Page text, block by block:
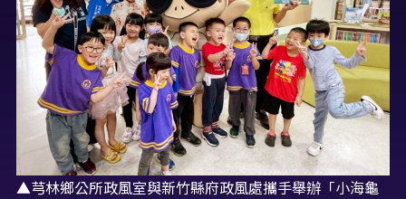
▲芎林鄉公所政風室與新竹縣府政風處攜手舉辦「小海龜